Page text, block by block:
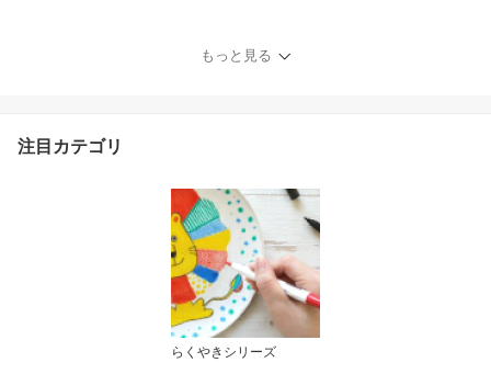
もっと見る
注目カテゴリ
らくやきシリーズ